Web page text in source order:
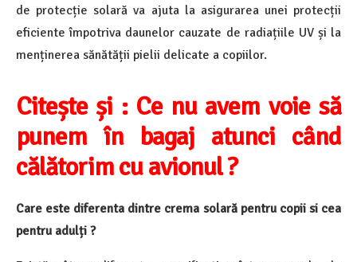
de protecție solară va ajuta la asigurarea unei protecții
eficiente împotriva daunelor cauzate de radiațiile UV și la
menținerea sănătății pielii delicate a copiilor.
Citește și : Ce nu avem voie să
punem în bagaj atunci când
călătorim cu avionul ?
Care este diferenta dintre crema solară pentru copii si cea
pentru adulți ?